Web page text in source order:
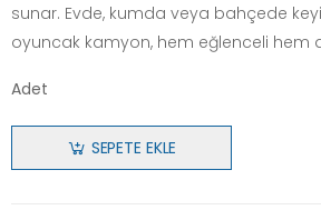
sunar. Evde, kumda veya bahçede
oyuncak kamyon, hem eğlenceli hem
Adet
SEPETE EKLE